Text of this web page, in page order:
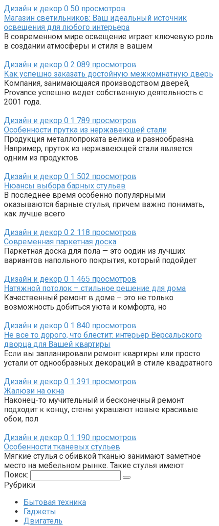
Дизайн и декор 0 50 просмотров
Магазин светильников: Ваш идеальный источник
освещения для любого интерьера
В современном мире освещение играет ключевую роль
в создании атмосферы и стиля в вашем
Дизайн и декор 0 2 089 просмотров
Как успешно заказать достойную межкомнатную дверь
Компания, занимающаяся производством дверей,
Provance успешно ведет собственную деятельность с
2001 года.
Дизайн и декор 0 1 789 просмотров
Особенности прутка из нержавеющей стали
Продукция металлопроката велика и разнообразна.
Например, пруток из нержавеющей стали является
одним из продуктов
Дизайн и декор 0 1 502 просмотров
Нюансы выбора барных стульев
В последнее время особенно популярными
оказываются барные стулья, причем важно понимать,
как лучше всего
Дизайн и декор 0 2 118 просмотров
Современная паркетная доска
Паркетная доска для пола — это оодин из лучших
вариантов напольного покрытия, который подойдет
Дизайн и декор 0 1 465 просмотров
Натяжной потолок – стильное решение для дома
Качественный ремонт в доме – это не только
возможность добиться уюта и комфорта, но
Дизайн и декор 0 1 840 просмотров
Не все то дорого, что блестит: интерьер Версальского
дворца для Вашей квартиры
Если вы запланировали ремонт квартиры или просто
устали от однообразных декораций в стиле квадратного
Дизайн и декор 0 1 391 просмотров
Жалюзи на окна
Наконец-то мучительный и бесконечный ремонт
подходит к концу, стены украшают новые красивые
обои, пол
Дизайн и декор 0 1 190 просмотров
Особенности тканевых стульев
Мягкие стулья с обивкой тканью занимают заметное
место на мебельном рынке. Такие стулья имеют
Поиск:
Рубрики
Бытовая техника
Гаджеты
Двигатель